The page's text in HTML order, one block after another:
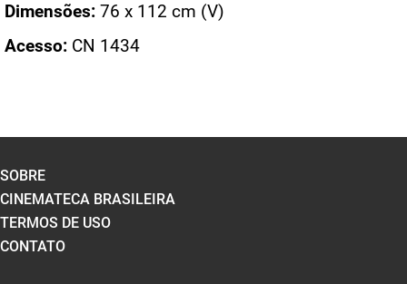
Dimensões: 76 x 112 cm (V)
Acesso: CN 1434
SOBRE
CINEMATECA BRASILEIRA
TERMOS DE USO
CONTATO